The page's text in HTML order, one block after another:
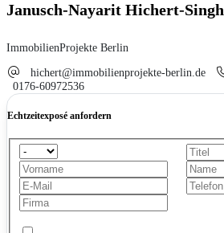
Janusch-Nayarit Hichert-Singh
ImmobilienProjekte Berlin
hichert@immobilienprojekte-berlin.de
0176-60972536
Echtzeitexposé anfordern